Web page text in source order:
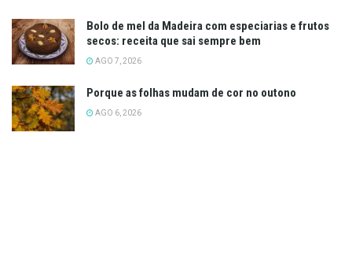
Bolo de mel da Madeira com especiarias e frutos
secos: receita que sai sempre bem
AGO 7, 2026
Porque as folhas mudam de cor no outono
AGO 6, 2026